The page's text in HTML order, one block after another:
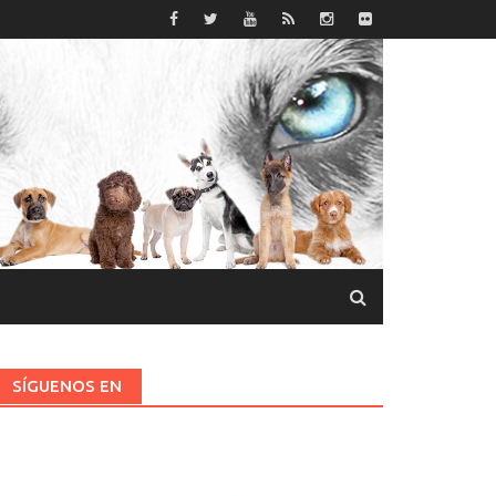
SÍGUENOS EN